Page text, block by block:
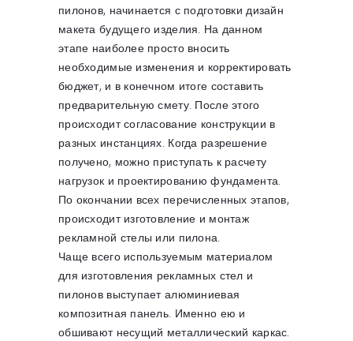
пилонов, начинается с подготовки дизайн
макета будущего изделия. На данном
этапе наиболее просто вносить
необходимые изменения и корректировать
бюджет, и в конечном итоге составить
предварительную смету. После этого
происходит согласование конструкции в
разных инстанциях. Когда разрешение
получено, можно приступать к расчету
нагрузок и проектированию фундамента.
По окончании всех перечисленных этапов,
происходит изготовление и монтаж
рекламной стелы или пилона.
Чаще всего используемым материалом
для изготовления рекламных стел и
пилонов выступает алюминиевая
композитная панель. Именно ею и
обшивают несущий металлический каркас.